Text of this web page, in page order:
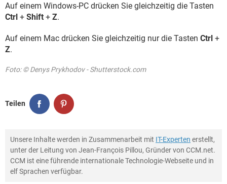
Auf einem Windows-PC drücken Sie gleichzeitig die Tasten
Ctrl + Shift + Z.
Auf einem Mac drücken Sie gleichzeitig nur die Tasten Ctrl +
Z.
Foto: © Denys Prykhodov - Shutterstock.com
Teilen
Unsere Inhalte werden in Zusammenarbeit mit IT-Experten erstellt,
unter der Leitung von Jean-François Pillou, Gründer von CCM.net.
CCM ist eine führende internationale Technologie-Webseite und in
elf Sprachen verfügbar.